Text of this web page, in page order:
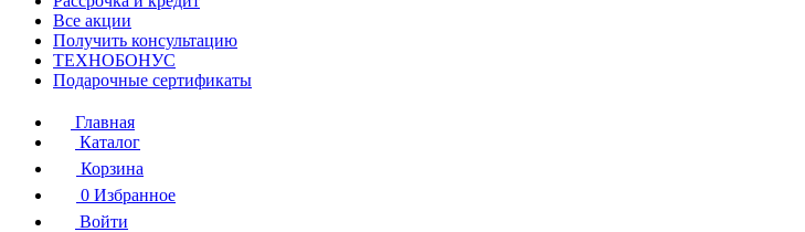
Все акции
Получить консультацию
ТЕХНОБОНУС
Подарочные сертификаты
Главная
Каталог
Корзина
0 Избранное
Войти